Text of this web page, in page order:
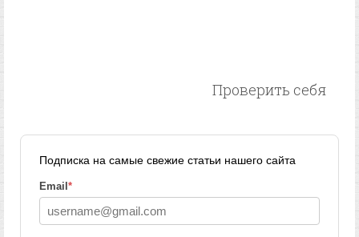
Проверить себя
Подписка на самые свежие статьи нашего сайта
Email *